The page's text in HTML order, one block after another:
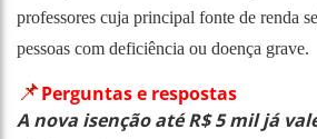
professores cuja principal fonte de renda
pessoas com deficiência ou doença grave.
📌Perguntas e respostas
A nova isenção até R$ 5 mil já